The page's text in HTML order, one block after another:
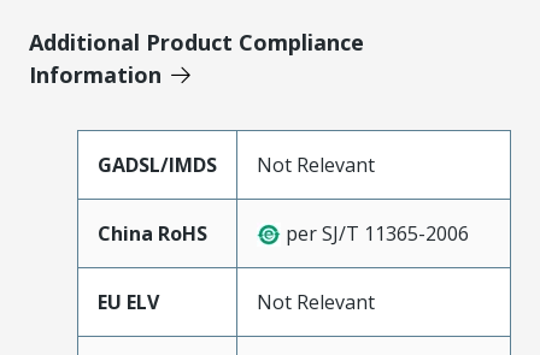
Additional Product Compliance
Information
GADSL/IMDS Not Relevant
China RoHS per SJ/T 11365-2006
EU ELV Not Relevant